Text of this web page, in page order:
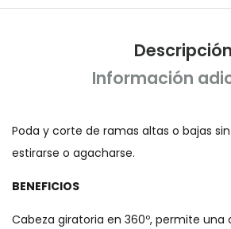
Descripción
Información
Poda y corte de ramas altas o bajas
estirarse o agacharse.
BENEFICIOS
Cabeza giratoria en 360º, permite